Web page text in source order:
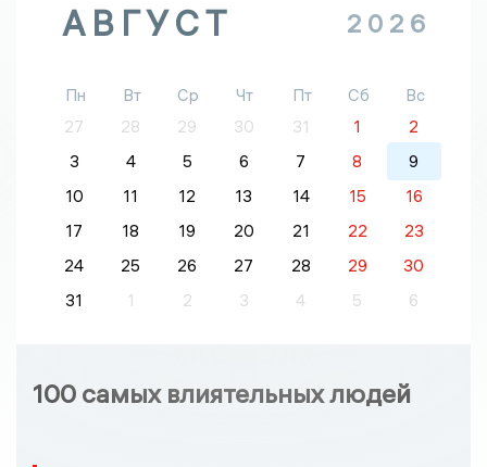
АВГУСТ 2026
Пн Вт Ср Чт Пт Сб
Вс
27
28 29 30 31 1
2
3
4 5 6 7 8
9
10
11 12 13 14 15
16
17
18 19 20 21 22
23
24
25 26 27 28 29
30
31
1 2 3 4 5 6
100 самых влиятельных людей